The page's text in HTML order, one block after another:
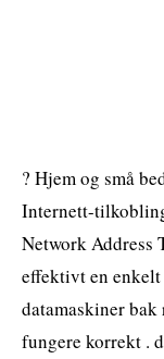
? Hjem og små
Internett-
Network Address
effektivt en
datamaskiner bak
fungere korrekt .